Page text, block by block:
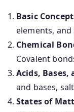
Basic
elements,
Chemical
Covalent
Acids, Bases,
and bases,
States of